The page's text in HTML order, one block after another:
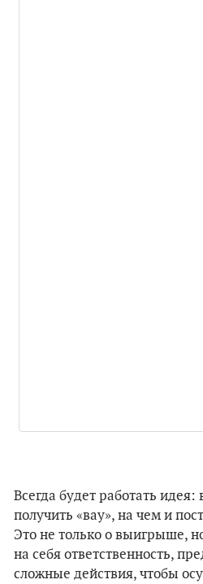
Всегда будет работать идея:
получить «вау», на чем и
Это не только о выигрыше,
на себя ответственность,
сложные действия, чтобы